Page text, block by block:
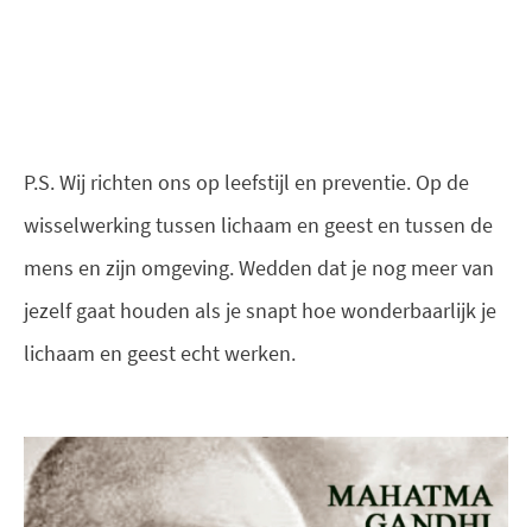
P.S. Wij richten ons op leefstijl en preventie. Op de
wisselwerking tussen lichaam en geest en tussen de
mens en zijn omgeving. Wedden dat je nog meer van
jezelf gaat houden als je snapt hoe wonderbaarlijk je
lichaam en geest echt werken.